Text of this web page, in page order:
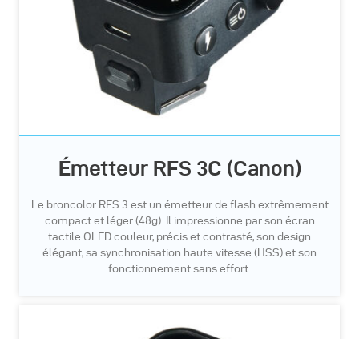
Émetteur RFS 3C (Canon)
Le broncolor RFS 3 est un émetteur de flash extrêmement
compact et léger (48g). Il impressionne par son écran
tactile OLED couleur, précis et contrasté, son design
élégant, sa synchronisation haute vitesse (HSS) et son
fonctionnement sans effort.